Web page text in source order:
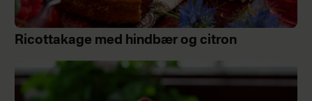
Ricottakage med hindbær og citron